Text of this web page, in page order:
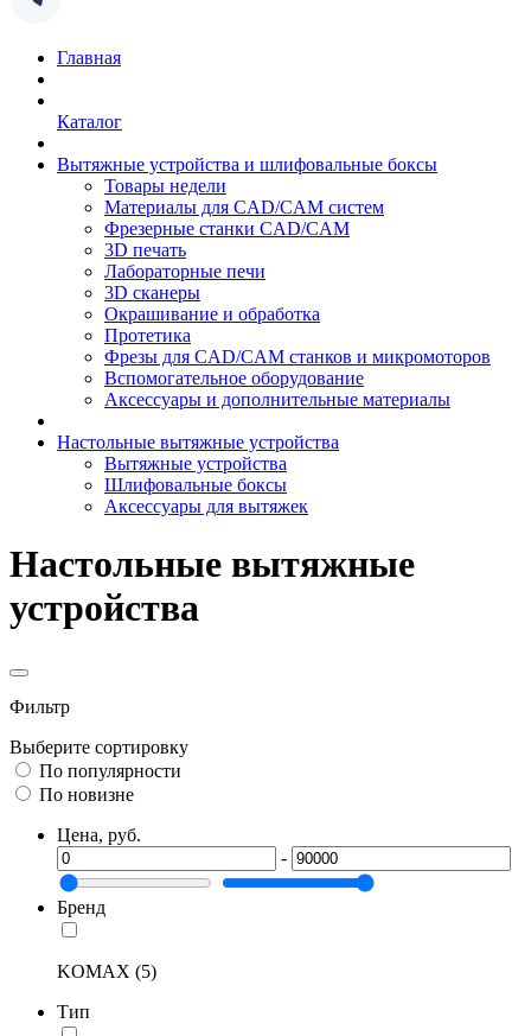
Главная
Каталог
Вытяжные устройства и шлифовальные боксы
Товары недели
Материалы для CAD/CAM систем
Фрезерные станки CAD/CAM
3D печать
Лабораторные печи
3D сканеры
Окрашивание и обработка
Протетика
Фрезы для CAD/CAM станков и микромоторов
Вспомогательное оборудование
Аксессуары и дополнительные материалы
Настольные вытяжные устройства
Вытяжные устройства
Шлифовальные боксы
Аксессуары для вытяжек
Настольные вытяжные
устройства
Фильтр
Выберите сортировку
По популярности
По новизне
Цена, руб.
-
Бренд
KOMAX (5)
Тип